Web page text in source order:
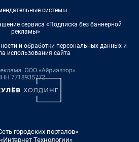
системы
сервиса «Подписка без баннерной
рекламы»
и обработки персональных данных и
использования сайта
городских порталов»
Технологии»